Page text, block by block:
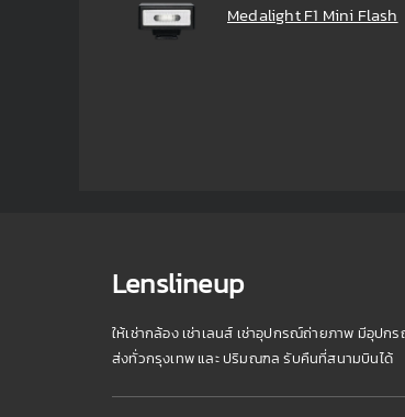
Medalight F1 Mini Flash
Lenslineup
ให้เช่ากล้อง เช่าเลนส์ เช่าอุปกรณ์ถ่ายภาพ มีอุปก
ส่งทั่วกรุงเทพ และ ปริมณฑล รับคืนที่สนามบินได้